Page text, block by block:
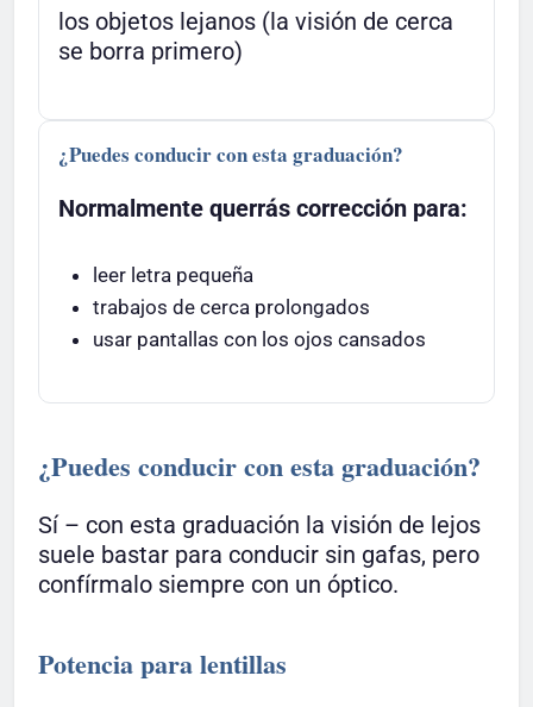
los objetos lejanos (la visión de cerca
se borra primero)
¿Puedes conducir con esta graduación?
Normalmente querrás corrección para:
leer letra pequeña
trabajos de cerca prolongados
usar pantallas con los ojos cansados
¿Puedes conducir con esta graduación?
Sí – con esta graduación la visión de lejos
suele bastar para conducir sin gafas, pero
confírmalo siempre con un óptico.
Potencia para lentillas